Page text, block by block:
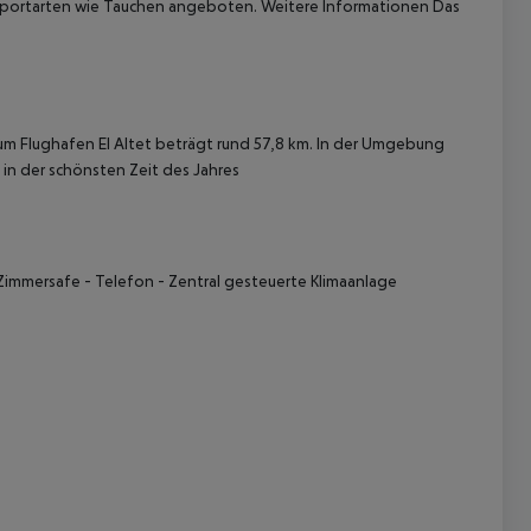
wie Tauchen angeboten. Weitere Informationen Das
Flughafen El Altet beträgt rund 57,8 km. In der Umgebung
in der schönsten Zeit des Jahres
- Telefon - Zentral gesteuerte Klimaanlage